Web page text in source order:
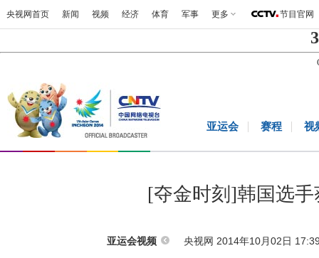
央视网首页 新闻 视频 经济 体育 军事 更多 节目官网
亚运会 赛程 视
[夺金时刻]韩国选
亚运会视频 央视网 2014年10月02日